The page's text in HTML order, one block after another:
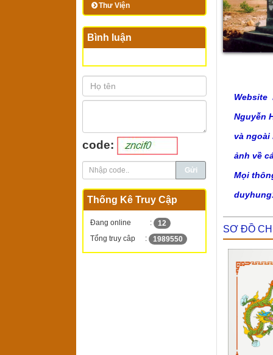
Thư Viện
Bình luận
code:
Thống Kê Truy Cập
Đang online :
12
Tổng truy câp
: 1989550
Website
Nguyễn
và ngoài
ảnh về
Mọi
SƠ ĐỒ